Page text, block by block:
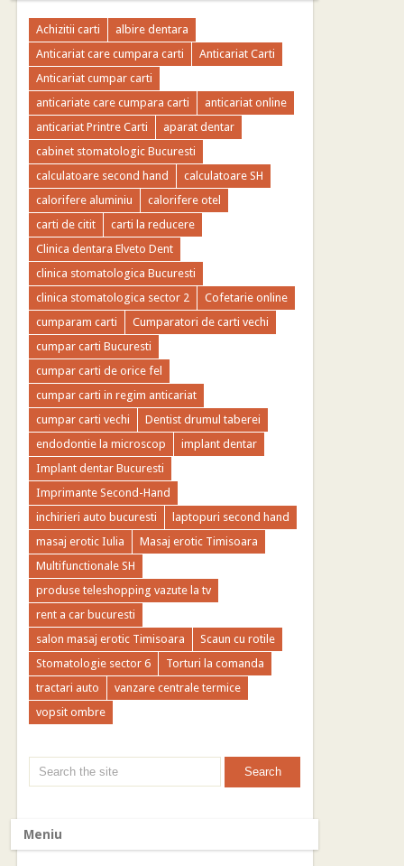
Achizitii carti
albire dentara
Anticariat care cumpara carti
Anticariat Carti
Anticariat cumpar carti
anticariate care cumpara carti
anticariat online
anticariat Printre Carti
aparat dentar
cabinet stomatologic Bucuresti
calculatoare second hand
calculatoare SH
calorifere aluminiu
calorifere otel
carti de citit
carti la reducere
Clinica dentara Elveto Dent
clinica stomatologica Bucuresti
clinica stomatologica sector 2
Cofetarie online
cumparam carti
Cumparatori de carti vechi
cumpar carti Bucuresti
cumpar carti de orice fel
cumpar carti in regim anticariat
cumpar carti vechi
Dentist drumul taberei
endodontie la microscop
implant dentar
Implant dentar Bucuresti
Imprimante Second-Hand
inchirieri auto bucuresti
laptopuri second hand
masaj erotic Iulia
Masaj erotic Timisoara
Multifunctionale SH
produse teleshopping vazute la tv
rent a car bucuresti
salon masaj erotic Timisoara
Scaun cu rotile
Stomatologie sector 6
Torturi la comanda
tractari auto
vanzare centrale termice
vopsit ombre
Meniu